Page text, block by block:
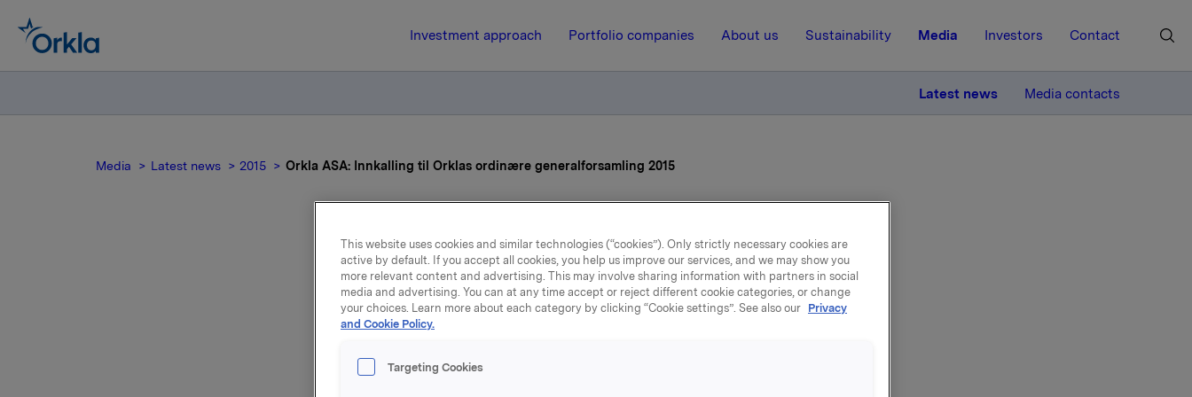
Investment approach Portfolio companies About us Sustainability Media Investors Contact
Latest news Media contacts
Media Latest news 2015 Orkla ASA: Innkalling til Orklas ordinære generalforsamling 2015
Orkla ASA: Innkalling til Orklas
ordinære generalforsamling 2015
Ordinær generalforsamling i Orkla ASA avholdes i Ingeniørenes Hus,
This website uses cookies and similar technologies (“cookies”). Only strictly necessary cookies are
active by default. If you accept all cookies, you help us improve our services, and we may show you
more relevant content and advertising. This may involve sharing information with partners in social
media and advertising. You can at any time accept or reject different cookie categories, or change
your choices. Learn more about each category by clicking “Cookie settings”. See also our Privacy
and Cookie Policy.
Targeting Cookies